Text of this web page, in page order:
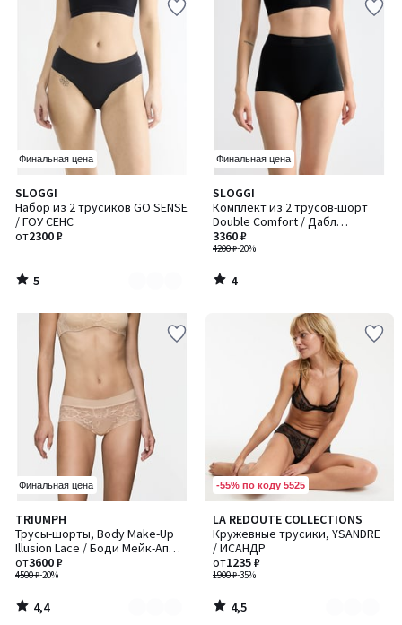
Финальная цена
SLOGGI
Набор из 2 трусиков GO SENSE
/ ГОУ СЕНС
от2300 ₽
5
/
5
Количество
цветов:
3
5
/
Финальная цена
SLOGGI
Комплект из 2 трусов-шорт
Double Comfort / Дабл
Комфорт
4200 ₽-20%
3360 ₽
4
/
5
4
/
Финальная цена
TRIUMPH
Трусы-шорты, Body Make-Up
Illusion Lace / Боди Мейк-Ап
Иллюжен Лэйс
4500 ₽-20%
от3600 ₽
4,4
/ 5
Количество
цветов:
2
4,4
/
-55% по коду 5525
LA REDOUTE COLLECTIONS
Кружевные трусики, YSANDRE
/ ИСАНДР
1900 ₽-35%
от1235 ₽
4,5
/ 5
Количество
цветов:
3
4,5
/